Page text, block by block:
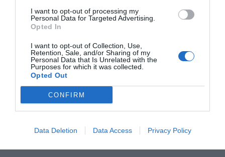
I want to opt-out of processing my
Personal Data for Targeted Advertising.
Opted In
I want to opt-out of Collection, Use,
Retention, Sale, and/or Sharing of my
Personal Data that Is Unrelated with the
Purposes for which it was collected.
Opted Out
CONFIRM
Data Deletion Data Access Privacy Policy
ΔΗΜΟΣΊΕΥΣΗ ΣΧΟΛΊΟΥ
0 Σχόλια